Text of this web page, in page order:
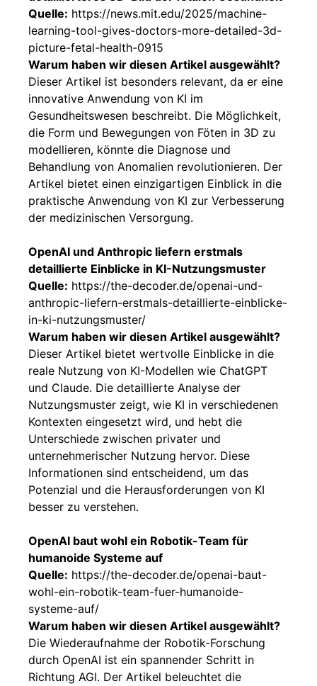
Quelle: https://news.mit.edu/2025/machine-
learning-tool-gives-doctors-more-detailed-3d-
picture-fetal-health-0915
Warum haben wir diesen Artikel ausgewählt?
Dieser Artikel ist besonders relevant, da er eine
innovative Anwendung von KI im
Gesundheitswesen beschreibt. Die Möglichkeit,
die Form und Bewegungen von Föten in 3D zu
modellieren, könnte die Diagnose und
Behandlung von Anomalien revolutionieren. Der
Artikel bietet einen einzigartigen Einblick in die
praktische Anwendung von KI zur Verbesserung
der medizinischen Versorgung.
OpenAI und Anthropic liefern erstmals
detaillierte Einblicke in KI-Nutzungsmuster
Quelle: https://the-decoder.de/openai-und-
anthropic-liefern-erstmals-detaillierte-einblicke-
in-ki-nutzungsmuster/
Warum haben wir diesen Artikel ausgewählt?
Dieser Artikel bietet wertvolle Einblicke in die
reale Nutzung von KI-Modellen wie ChatGPT
und Claude. Die detaillierte Analyse der
Nutzungsmuster zeigt, wie KI in verschiedenen
Kontexten eingesetzt wird, und hebt die
Unterschiede zwischen privater und
unternehmerischer Nutzung hervor. Diese
Informationen sind entscheidend, um das
Potenzial und die Herausforderungen von KI
besser zu verstehen.
OpenAI baut wohl ein Robotik-Team für
humanoide Systeme auf
Quelle: https://the-decoder.de/openai-baut-
wohl-ein-robotik-team-fuer-humanoide-
systeme-auf/
Warum haben wir diesen Artikel ausgewählt?
Die Wiederaufnahme der Robotik-Forschung
durch OpenAI ist ein spannender Schritt in
Richtung AGI. Der Artikel beleuchtet die